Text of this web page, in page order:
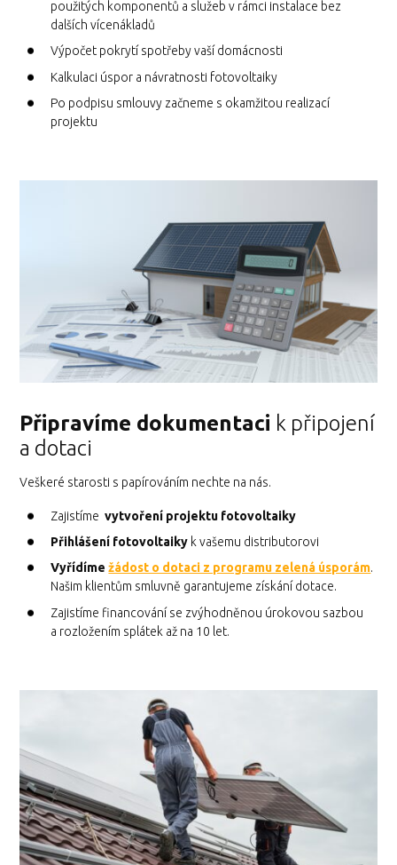
použitých komponentů a služeb v rámci instalace bez
dalších vícenákladů
Výpočet pokrytí spotřeby vaší domácnosti
Kalkulaci úspor a návratnosti fotovoltaiky
Po podpisu smlouvy začneme s okamžitou realizací
projektu
Připravíme dokumentaci k připojení
a dotaci
Veškeré starosti s papírováním nechte na nás.
Zajistímevytvoření projektu fotovoltaiky
Přihlášení fotovoltaiky k vašemu distributorovi
Vyřídímežádost o dotaci z programu zelená úsporám.
Našim klientům smluvně garantujeme získání dotace.
Zajistíme financování se zvýhodněnou úrokovou sazbou
a rozložením splátek až na 10 let.